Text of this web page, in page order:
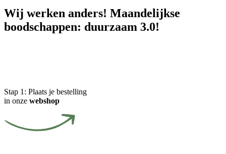
Wij werken anders! Maandelijkse
boodschappen: duurzaam 3.0!
Stap 1: Plaats je bestelling
in onze webshop